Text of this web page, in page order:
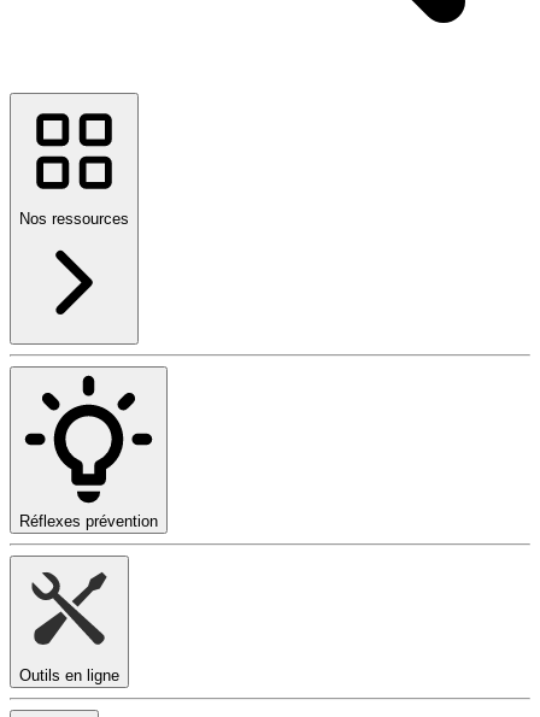
Nos ressources
Réflexes prévention
Outils en ligne